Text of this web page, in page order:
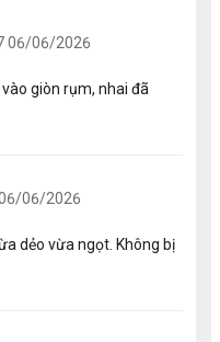
06/06/2026
giòn rụm, nhai đã
06/2026
dẻo vừa ngọt. Không bị